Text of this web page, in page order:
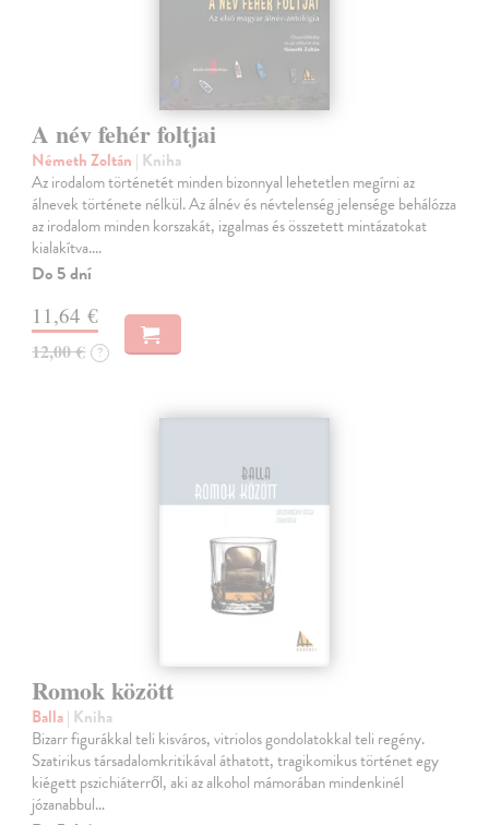
A név fehér foltjai
Németh Zoltán | Kniha
Az irodalom történetét minden bizonnyal lehetetlen megírni az
álnevek története nélkül. Az álnév és névtelenség jelensége behálózza
az irodalom minden korszakát, izgalmas és összetett mintázatokat
kialakítva.…
Do 5 dní
11,64 €
12,00 € ?
Romok között
Balla| Kniha
Bizarr figurákkal teli kisváros, vitriolos gondolatokkal teli regény.
Szatirikus társadalomkritikával áthatott, tragikomikus történet egy
kiégett pszichiáterről, aki az alkohol mámorában mindenkinél
józanabbul…